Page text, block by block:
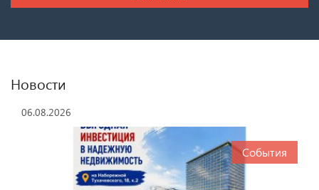
Новости
06.08.2026
События